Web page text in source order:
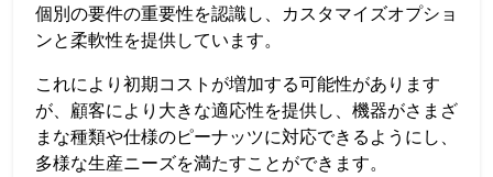
個別の要件の重要性を認識し、カスタマイズオプショ
ンと柔軟性を提供しています。
これにより初期コストが増加する可能性があります
が、顧客により大きな適応性を提供し、機器がさまざ
まな種類や仕様のピーナッツに対応できるようにし、
多様な生産ニーズを満たすことができます。